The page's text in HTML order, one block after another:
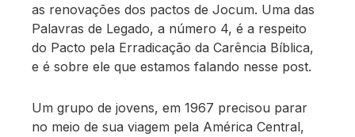
as renovações dos pactos de Jocum. Uma das
Palavras de Legado, a número 4, é a respeito
do Pacto pela Erradicação da Carência Bíblica,
e é sobre ele que estamos falando nesse post.
Um grupo de jovens, em 1967 precisou parar
no meio de sua viagem pela América Central,